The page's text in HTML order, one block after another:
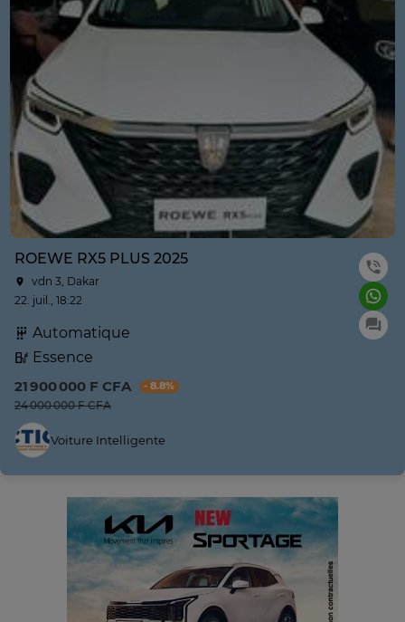
ROEWE RX5 PLUS 2025
vdn 3, Dakar
22. juil., 18:22
Automatique
Essence
21 900 000 F CFA
- 8.8%
24 000 000 F CFA
Voiture Intelligente